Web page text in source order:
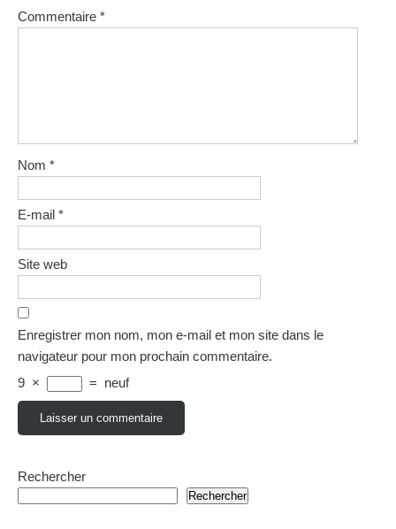
Commentaire *
Nom *
E-mail *
Site web
Enregistrer mon nom, mon e-mail et mon site dans le
navigateur pour mon prochain commentaire.
9 × = neuf
Rechercher
Rechercher